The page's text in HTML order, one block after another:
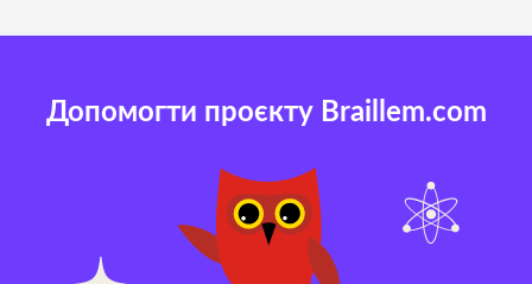
Допомогти проєкту Braillem.com